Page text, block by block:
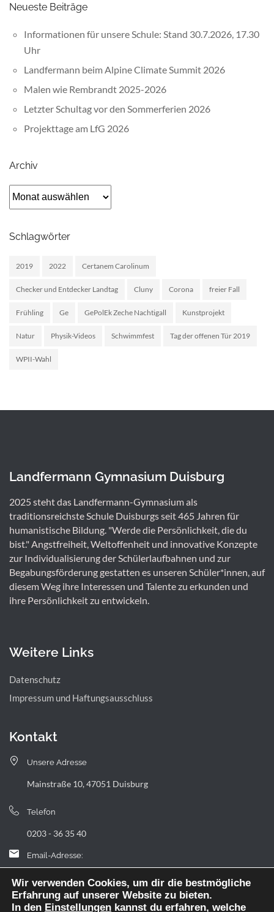
Neueste Beiträge
Informationen für unsere Schule: Stand 30.7.2026, 17.30
Uhr
Landfermann beim Alpine Climate Summit 2026
Malen wie Rembrandt 2025-2026
Letzter Schultag vor den Sommerferien 2026
Projekttage am LfG 2026
Archiv
Archiv
Schlagwörter
2019 2022 Certanem Carolinum
Checker und Entdecker Landtag Cluny Corona freier Fall
Frühling Ge GePolEk Zeche Nachtigall Kunstprojekt
Natur Physik-Videos Schwimmfest Tag der offenen Tür 2019
WPII-Wahl
Landfermann Gymnasium Duisburg
2025 steht das Landfermann-Gymnasium als
traditionsreichste Schule Duisburgs seit 465 Jahren für
humanistische Bildung. "Werde die Persönlichkeit, die du
bist." Angstfreiheit, Weltoffenheit und innovative Konzepte
zur Individualisierung der Schülerlaufbahnen und zur
Begabungsförderung gestatten es unseren Schüler*innen, auf
diesem Weg ihre Interessen und Talente zu erkunden und
ihre Persönlichkeit zu entwickeln.
Weitere Links
Datenschutz
Impressum und Haftungsausschluss
Kontakt
Unsere Adresse
Mainstraße 10, 47051 Duisburg
Telefon
0203 - 36 35 40
Email-Adresse:
landfermann.gymnasium[at]stadt-duisburg.de
Wir verwenden Cookies, um dir die bestmögliche
Erfahrung auf unserer Website zu bieten.
In den Einstellungen kannst du erfahren, welche